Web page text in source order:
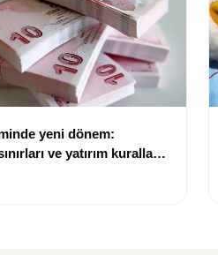
yeni dönem:
ve yatırım kuralları